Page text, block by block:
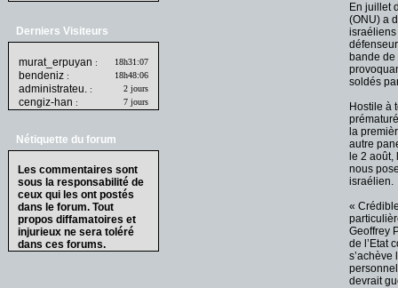
Derniers Visiteurs
murat_erpuyan : 18h31:07
bendeniz : 18h48:06
administrateu. : 2 jours
cengiz-han : 7 jours
Nétiquette du forum
Les commentaires sont
sous la responsabilité de
ceux qui les ont postés
dans le forum. Tout
propos diffamatoires et
injurieux ne sera toléré
dans ces forums.
En juillet
(ONU) a
israéliens
bande de
soldés
Hostile à
la
autre
le 2
nous
israélien.
«
Geoffrey
de l’Etat
s’achève
devrait